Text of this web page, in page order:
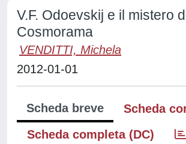
V.F. Odoevskij e il mistero
Cosmorama
VENDITTI, Michela
2012-01-01
Scheda breve
Scheda
Scheda completa (DC)